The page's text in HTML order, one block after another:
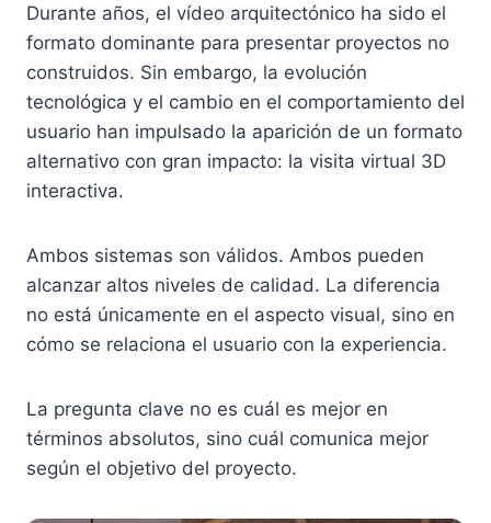
Durante años, el vídeo arquitectónico ha sido el
formato dominante para presentar proyectos no
construidos. Sin embargo, la evolución
tecnológica y el cambio en el comportamiento del
usuario han impulsado la aparición de un formato
alternativo con gran impacto: la visita virtual 3D
interactiva.
Ambos sistemas son válidos. Ambos pueden
alcanzar altos niveles de calidad. La diferencia
no está únicamente en el aspecto visual, sino en
cómo se relaciona el usuario con la experiencia.
La pregunta clave no es cuál es mejor en
términos absolutos, sino cuál comunica mejor
según el objetivo del proyecto.